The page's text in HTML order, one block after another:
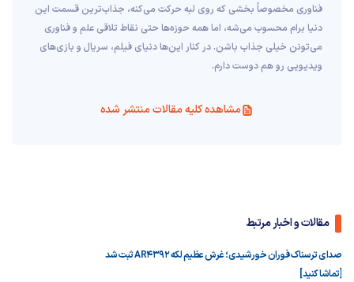
فناوری مخصوصاً بخشی که روی لبه حرکت می‌کنه، جذاب‌ترین قسمت این
دنیا برام محسوب می‌شه، اما همه حوزه‌ها حتی نقاط تلاقی علم و فناوری
می‌تونن خیلی جذاب باشن. در کنار این‌ها دنیای فیلم، سریال و بازی‌های
ویدیویی رو هم دوست دارم.
مشاهده کلیه مقالات منتشر شده
مقالات و اخبار مرتبط
صدای ترسناک فوران خورشیدی؛ غرش عظیم لکه AR4392 ثبت شد
[تماشا کنید]